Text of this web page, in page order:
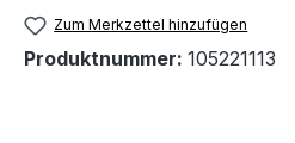
Zum Merkzettel hinzufügen
Produktnummer: 105221113